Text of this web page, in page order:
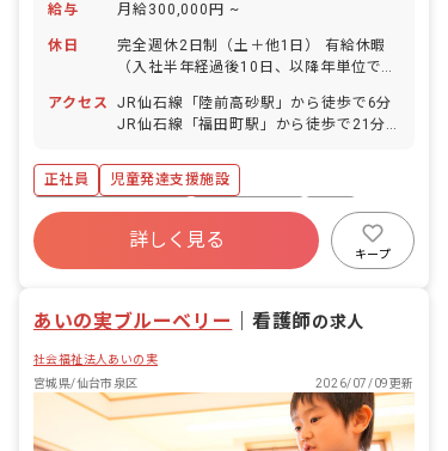
給与 月給300,000円 ~
休日
完全週休2日制（土＋他1日） 有給休暇
（入社半年経過後10日、以降年単位で増
1/3） 春期・夏期・冬期休暇（各3日）
産前産後・育児休暇（取得率100％・復
アクセス
JR仙石線「陸前高砂駅」から徒歩で6分
JR仙石線「福田町駅」から徒歩で21分
マイカー・バイク・自転車通勤可（無料
駐車場・駐輪場あり）
正社員
児童発達支援施設
ボーナス・賞与あり
社会保険完備
有給
福利厚生充実
残業少なめ
昇給昇進あり
詳しく見る
キープ
あいの実ブルーベリー ｜看護師の求人
社会福祉法人あいの実
宮城県/仙台市泉区
2026/07/09更新